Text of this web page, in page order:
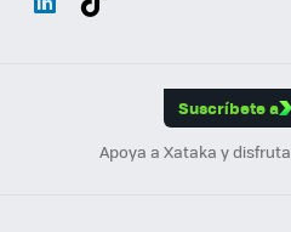
Suscríbete a
Apoya a Xataka y